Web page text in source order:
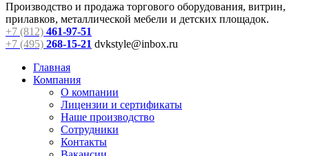
Производство и продажа торгового оборудования, витрин,
прилавков, металлической мебели и детских площадок.
+7 (812) 461-97-51
+7 (495) 268-15-21 dvkstyle@inbox.ru
Главная
Компания
О компании
Лицензии и сертификаты
Наше производство
Сотрудники
Контакты